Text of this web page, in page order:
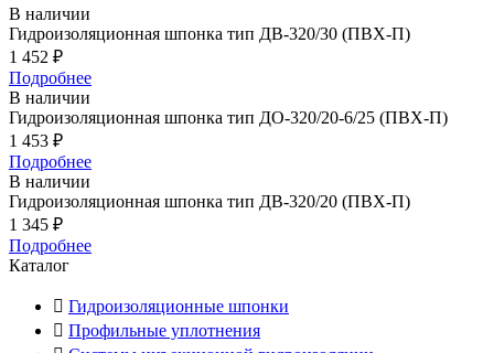
В наличии
Гидроизоляционная шпонка тип ДВ-320/30 (ПВХ-П)
1 452 ₽
Подробнее
В наличии
Гидроизоляционная шпонка тип ДО-320/20-6/25 (ПВХ-П)
1 453 ₽
Подробнее
В наличии
Гидроизоляционная шпонка тип ДВ-320/20 (ПВХ-П)
1 345 ₽
Подробнее
Каталог
Гидроизоляционные шпонки
Профильные уплотнения